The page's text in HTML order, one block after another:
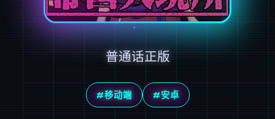
普通话正版
#移动端 #安卓